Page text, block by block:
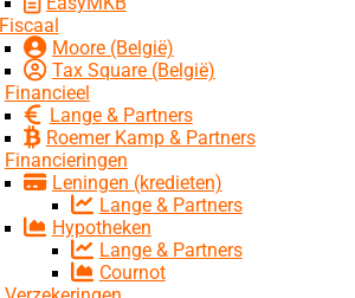
Fiscaal
Moore (België)
Tax Square (België)
Financieel
Lange & Partners
Roemer Kamp & Partners
Financieringen
Leningen (kredieten)
Lange & Partners
Hypotheken
Lange & Partners
Cournot